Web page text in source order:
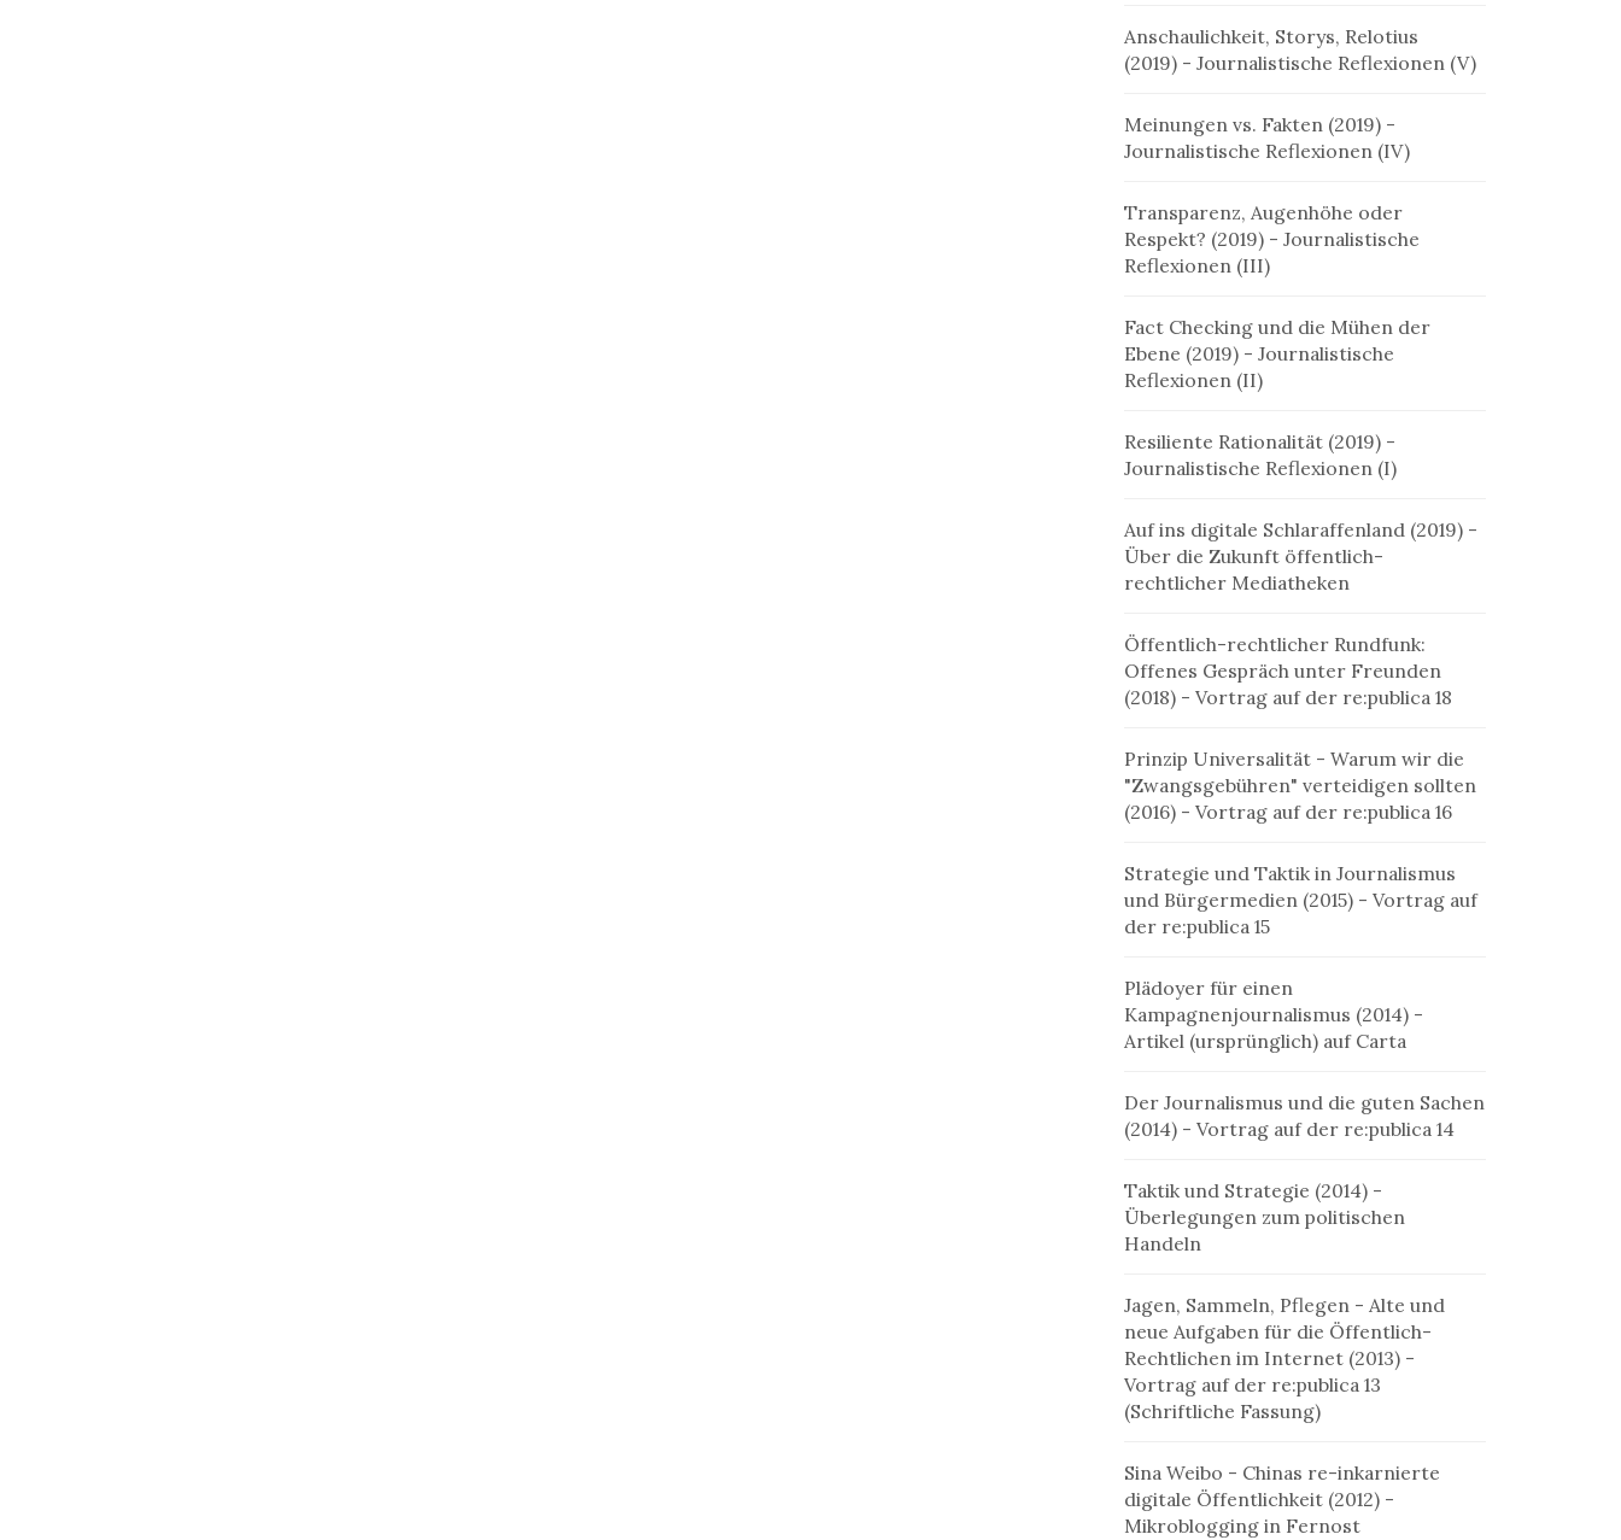
Anschaulichkeit, Storys, Relotius
(2019) - Journalistische Reflexionen (V)
Meinungen vs. Fakten (2019) -
Journalistische Reflexionen (IV)
Transparenz, Augenhöhe oder
Respekt? (2019) - Journalistische
Reflexionen (III)
Fact Checking und die Mühen der
Ebene (2019) - Journalistische
Reflexionen (II)
Resiliente Rationalität (2019) -
Journalistische Reflexionen (I)
Auf ins digitale Schlaraffenland (2019) -
Über die Zukunft öffentlich-
rechtlicher Mediatheken
Öffentlich-rechtlicher Rundfunk:
Offenes Gespräch unter Freunden
(2018) - Vortrag auf der re:publica 18
Prinzip Universalität - Warum wir die
"Zwangsgebühren" verteidigen sollten
(2016) - Vortrag auf der re:publica 16
Strategie und Taktik in Journalismus
und Bürgermedien (2015) - Vortrag auf
der re:publica 15
Plädoyer für einen
Kampagnenjournalismus (2014) -
Artikel (ursprünglich) auf Carta
Der Journalismus und die guten Sachen
(2014) - Vortrag auf der re:publica 14
Taktik und Strategie (2014) -
Überlegungen zum politischen
Handeln
Jagen, Sammeln, Pflegen - Alte und
neue Aufgaben für die Öffentlich-
Rechtlichen im Internet (2013) -
Vortrag auf der re:publica 13
(Schriftliche Fassung)
Sina Weibo - Chinas re-inkarnierte
digitale Öffentlichkeit (2012) -
Mikroblogging in Fernost